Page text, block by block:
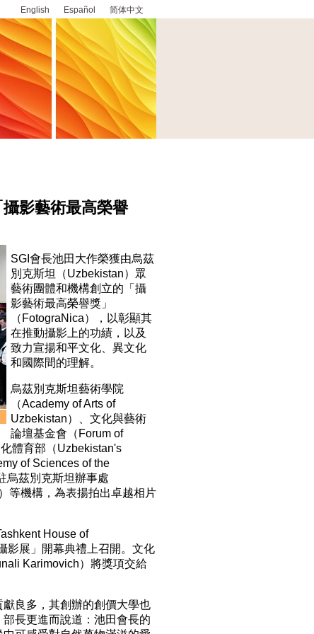
English Español 简体中文
影藝術最高榮譽
SGI會長池田大作榮獲由烏茲
別克斯坦（Uzbekistan）眾
藝術團體和機構創立的「攝
影藝術最高榮譽獎」
（FotograNica），以彰顯其
在推動攝影上的功績，以及
致力宣揚和平文化、異文化
和國際間的理解。
烏茲別克斯坦藝術學院
（Academy of Arts of
Uzbekistan）、文化與藝術
論壇基金會（Forum of
體育部（Uzbekistan's
of Sciences of the
烏茲別克斯坦辦事處
等機構，為表揚拍出卓越相片
House of
影展」開幕典禮上召開。文化
Karimovich）將獎項交給
良多，其創辦的創價大學也
長更進而說道：池田會長的